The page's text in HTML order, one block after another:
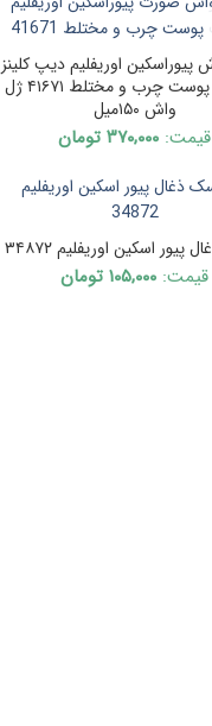
اوریفلیم دیپ کلینز
-مناسب پوست چرب و مختلط ۴۱۶۷۱ ژل
واش ۱۵۰میل
قیمت: ۳۷۰,۰۰۰ تومان
پیور اسکین اوریفلیم ۳۴۸۷۲
قیمت: ۱۰۵,۰۰۰ تومان